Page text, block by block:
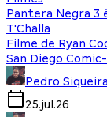
Pantera Negra 3
T'Challa
Filme de Ryan
San Diego
Pedro Siqueira
25.jul.26